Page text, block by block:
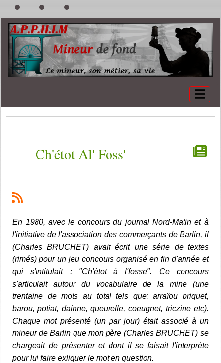
Ch'étot Al' Foss'
En 1980, avec le concours du journal Nord-Matin et à
l'initiative de l'association des commerçants de Barlin, il
(Charles BRUCHET) avait écrit une série de textes
(rimés) pour un jeu concours organisé en fin d'année et
qui s'intitulait : "Ch'étot à l'fosse". Ce concours
s'articulait autour du vocabulaire de la mine (une
trentaine de mots au total tels que: arraïou briquet,
barou, potiat, dainne, queurelle, coeugnet, triczine etc).
Chaque mot présenté (un par jour) était associé à un
mineur de Barlin que mon père (Charles BRUCHET) se
chargeait de présenter et dont il se faisait l'interprète
pour lui faire exliquer le mot en question.